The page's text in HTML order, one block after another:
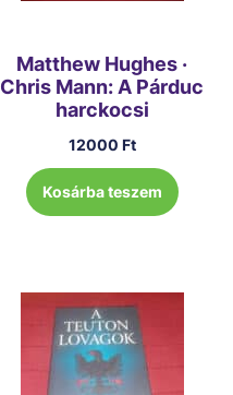
Matthew Hughes ·
Chris Mann: A Párduc
harckocsi
12000 Ft
Kosárba teszem